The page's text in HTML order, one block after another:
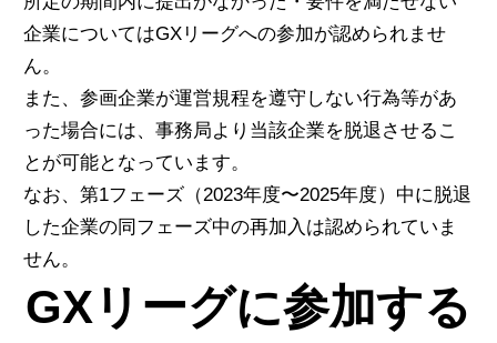
企業についてはGXリーグへの参加が認められませ
ん。
また、 参画企業が運営規程を遵守しない行為等があ
った場合には、事務局より当該企業を脱退させるこ
とが可能となっています。
なお、第1フェーズ（2023年度〜2025年度）中に脱退
した企業の同フェーズ中の再加入は認められていま
せん。
GXリーグに参加する